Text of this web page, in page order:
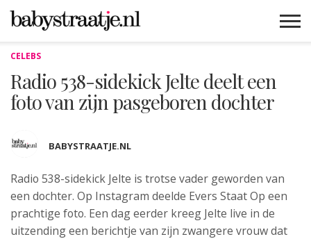
CELEBS
Radio 538-sidekick Jelte deelt een
foto van zijn pasgeboren dochter
BABYSTRAATJE.NL
Radio 538-sidekick Jelte is trotse vader geworden van
een dochter. Op Instagram deelde Evers Staat Op een
prachtige foto. Een dag eerder kreeg Jelte live in de
uitzending een berichtje van zijn zwangere vrouw dat